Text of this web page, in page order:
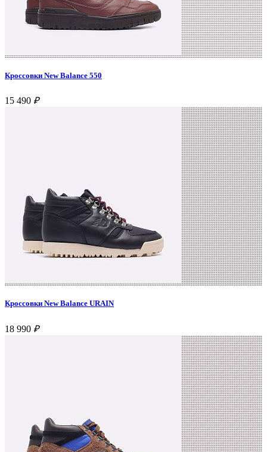
Кроссовки New Balance 550
15 490 ₽
Кроссовки New Balance URAIN
18 990 ₽